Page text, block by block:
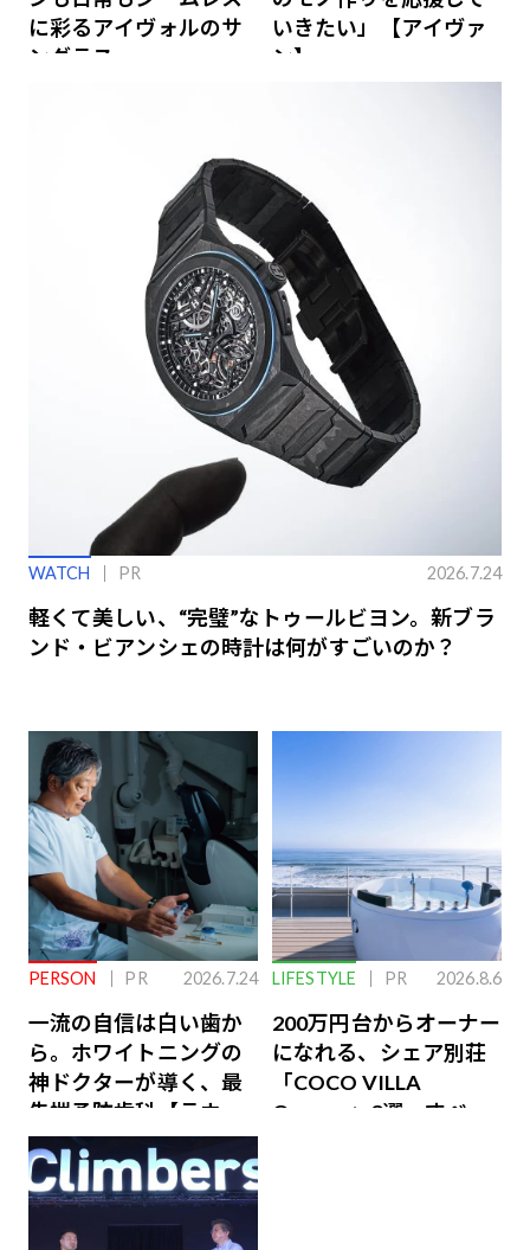
に彩るアイヴォルのサ
ングラス
いきたい」【アイヴァ
ン】
WATCH PR 2026.7.24
軽くて美しい、“完璧”なトゥールビヨン。新ブラ
ンド・ビアンシェの時計は何がすごいのか？
PERSON PR 2026.7.24
一流の自信は白い歯か
ら。ホワイトニングの
神ドクターが導く、最
先端予防歯科【ラウン
ジ会員特典あり】
LIFESTYLE PR 2026.8.6
200万円台からオーナー
になれる、シェア別荘
「COCO VILLA
Owners」3選。すべて